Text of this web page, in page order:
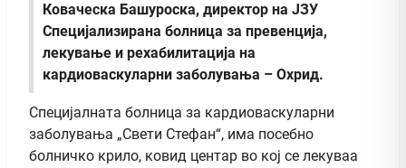
Коваческа Башуроска, директор на ЈЗУ
Специјализирана болница за превенција,
лекување и рехабилитација на
кардиоваскуларни заболувања – Охрид.
Специјалната болница за кардиоваскуларни
заболувања „Свети Стефан“, има посебно
болничко крило, ковид центар во кој се лекуваа